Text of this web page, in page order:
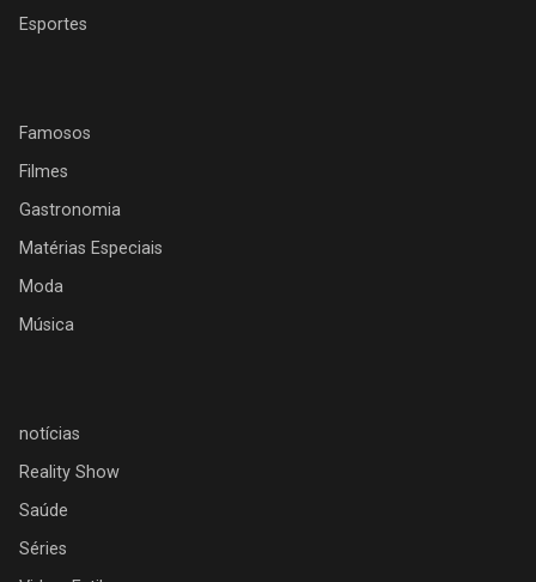
Esportes
Famosos
Filmes
Gastronomia
Matérias Especiais
Moda
Música
notícias
Reality Show
Saúde
Séries